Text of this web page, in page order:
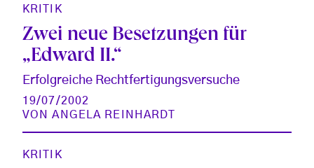
KRITIK
Zwei neue Besetzungen für
„Edward II.“
Erfolgreiche Rechtfertigungsversuche
19/07/2002
VONANGELA REINHARDT
KRITIK